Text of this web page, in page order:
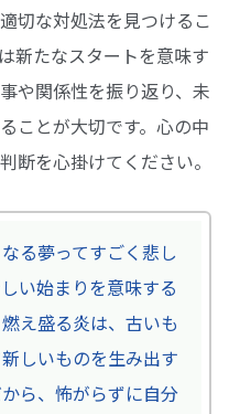
切な対処法を見つけるこ
新たなスタートを意味す
や関係性を振り返り、未
ことが大切です。心の中
断を心掛けてください。
る夢ってすごく悲し
い始まりを意味する
え盛る炎は、古いも
しいものを生み出す
ら、怖がらずに自分